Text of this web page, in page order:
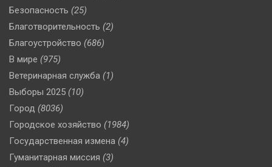
Безопасность (25)
Благотворительность (2)
Благоустройство (686)
В мире (975)
Ветеринарная служба (1)
Выборы 2025 (10)
Город (8036)
Городское хозяйство (1984)
Государственная измена (4)
Гуманитарная миссия (3)